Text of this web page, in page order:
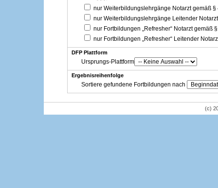
nur Weiterbildungslehrgänge Notarzt gemäß §
nur Weiterbildungslehrgänge Leitender
nur Fortbildungen „Refresher“ Notarzt gemäß
nur Fortbildungen „Refresher“ Leitender
DFP Plattform
Ursprungs-Plattform
Ergebnisreihenfolge
Sortiere gefundene Fortbildungen nach
(c)